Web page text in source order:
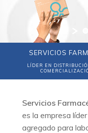
SERVICIOS
LÍDER EN
Servicios
es la empresa
agregado para